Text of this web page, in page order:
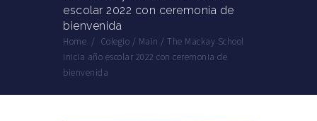
escolar 2022 con ceremonia de
bienvenida
Home / Colegio / Main / The Mackay School
inicia año escolar 2022 con ceremonia de
bienvenida